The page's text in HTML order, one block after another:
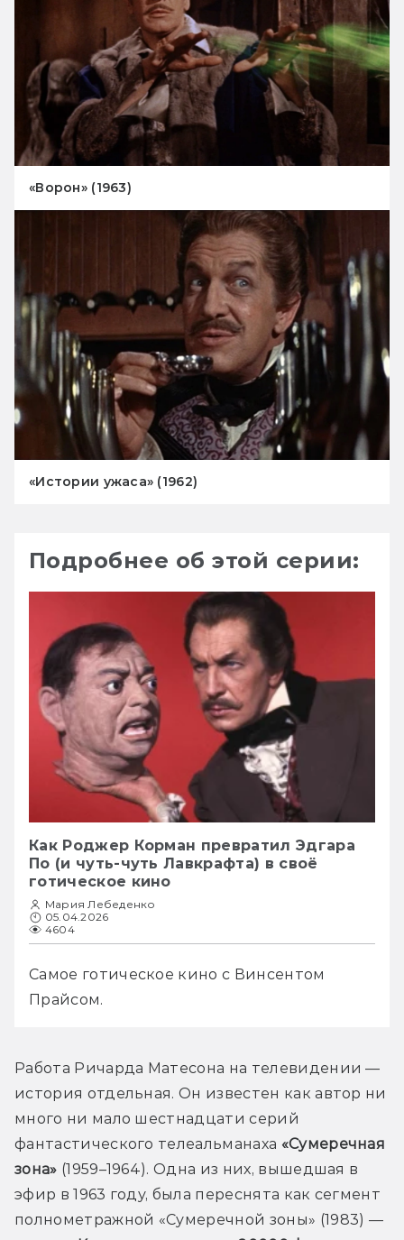
«Ворон» (1963)
«Истории ужаса» (1962)
Подробнее об этой серии:
Как Роджер Корман превратил Эдгара
По (и чуть-чуть Лавкрафта) в своё
готическое кино
Мария Лебеденко
05.04.2026
4604
Самое готическое кино с Винсентом
Прайсом.
Работа Ричарда Матесона на телевидении —
история отдельная. Он известен как автор ни
много ни мало шестнадцати серий
фантастического телеальманаха «Сумеречная
зона» (1959–1964). Одна из них, вышедшая в
эфир в 1963 году, была переснята как сегмент
полнометражной «Сумеречной зоны» (1983) —